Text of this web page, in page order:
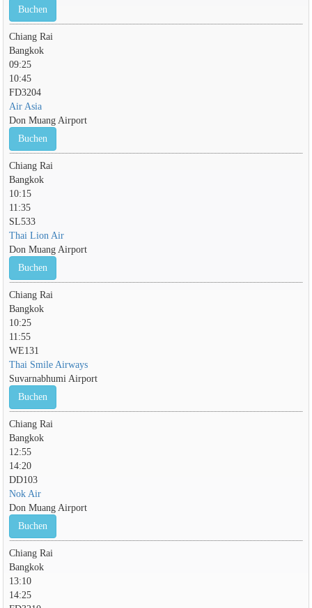
Buchen
Chiang Rai
Bangkok
09:25
10:45
FD3204
Air Asia
Don Muang Airport
Buchen
Chiang Rai
Bangkok
10:15
11:35
SL533
Thai Lion Air
Don Muang Airport
Buchen
Chiang Rai
Bangkok
10:25
11:55
WE131
Thai Smile Airways
Suvarnabhumi Airport
Buchen
Chiang Rai
Bangkok
12:55
14:20
DD103
Nok Air
Don Muang Airport
Buchen
Chiang Rai
Bangkok
13:10
14:25